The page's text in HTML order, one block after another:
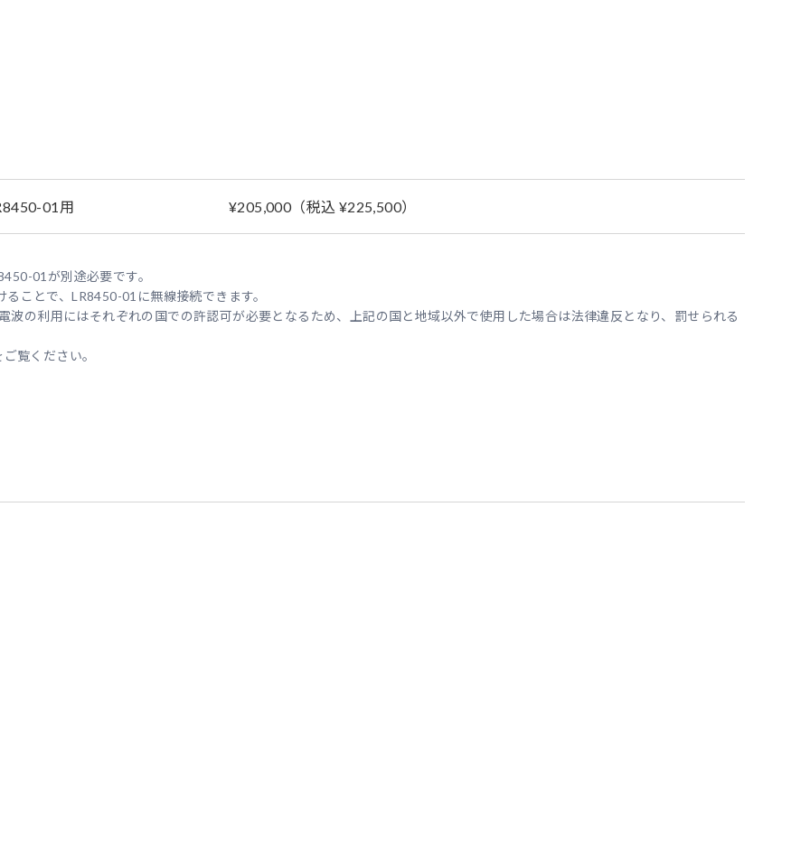
01用 ¥205,000（税込 ¥225,500）
01が別途必要です。
ことで、LR8450-01に無線接続できます。
の利用にはそれぞれの国での許認可が必要となるため、上記の国と地域以外で使用した場合は法律違反となり、罰せられる
覧ください。